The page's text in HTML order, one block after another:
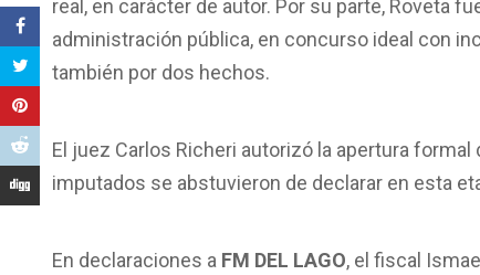
real, en carácter de autor. Por su parte, Roveta
administración pública, en concurso ideal con
también por dos hechos.
El juez Carlos Richeri autorizó la apertura
imputados se abstuvieron de declarar en esta
En declaraciones a FM DEL LAGO, el fiscal